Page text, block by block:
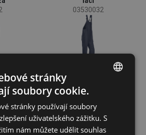
03530032
ENGLISH
CZECH
stránky
soubory cookie.
stránky používají soubory
uživatelského zážitku. S
nám můžete udělit souhlas